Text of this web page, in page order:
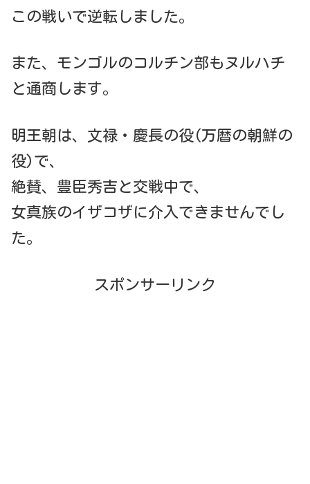
この戦いで逆転しました。
また、モンゴルのコルチン部もヌルハチ
と通商します。
明王朝は、文禄・慶長の役(万暦の朝鮮の
役)で、
絶賛、豊臣秀吉と交戦中で、
女真族のイザコザに介入できませんでし
た。
スポンサーリンク